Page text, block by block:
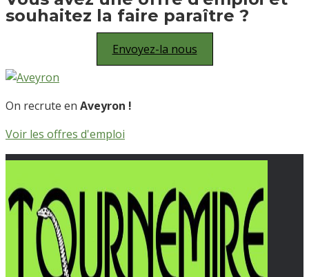
souhaitez la faire paraître ?
Envoyez-la nous
On recrute en Aveyron !
Voir les offres d'emploi